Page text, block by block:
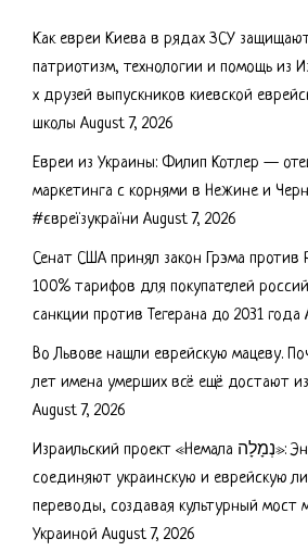
Как евреи Киева в рядах ЗСУ
патриотизм, технологии и помощь из
х друзей выпускников киевской
школы August 7, 2026
Евреи из Украины: Филип Котлер —
маркетинга с корнями в Нежине и
#євреїзукраїни August 7, 2026
Сенат США принял закон Грэма против
100% тарифов для покупателей
санкции против Тегерана до 2031 года
Во Львове нашли еврейскую мацеву.
лет имена умерших всё ещё достают
August 7, 2026
Израильский проект «Немала נְמָלָה»: Энтузиасты
соединяют украинскую и еврейскую
переводы, создавая культурный мост
Украиной August 7, 2026